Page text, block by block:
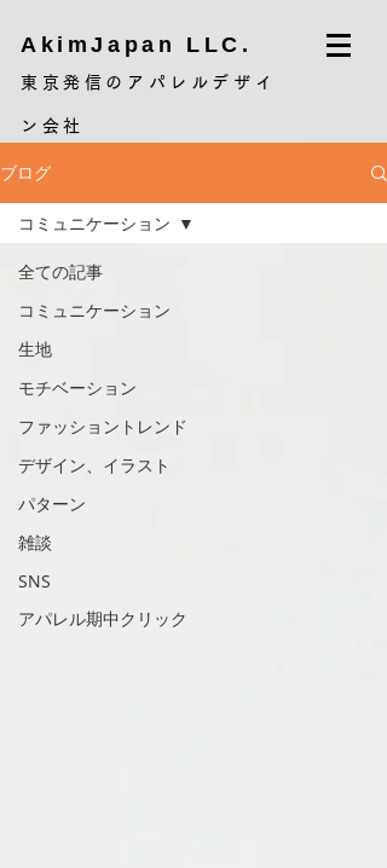
AkimJapan LLC.
東京発信のアパレルデザイ
ン会社
ブログ
全ての記事
コミュニケーション
生地
モチベーション
ファッショントレンド
デザイン、イラスト
パターン
雑談
SNS
アパレル期中クリック
コミュニケーション